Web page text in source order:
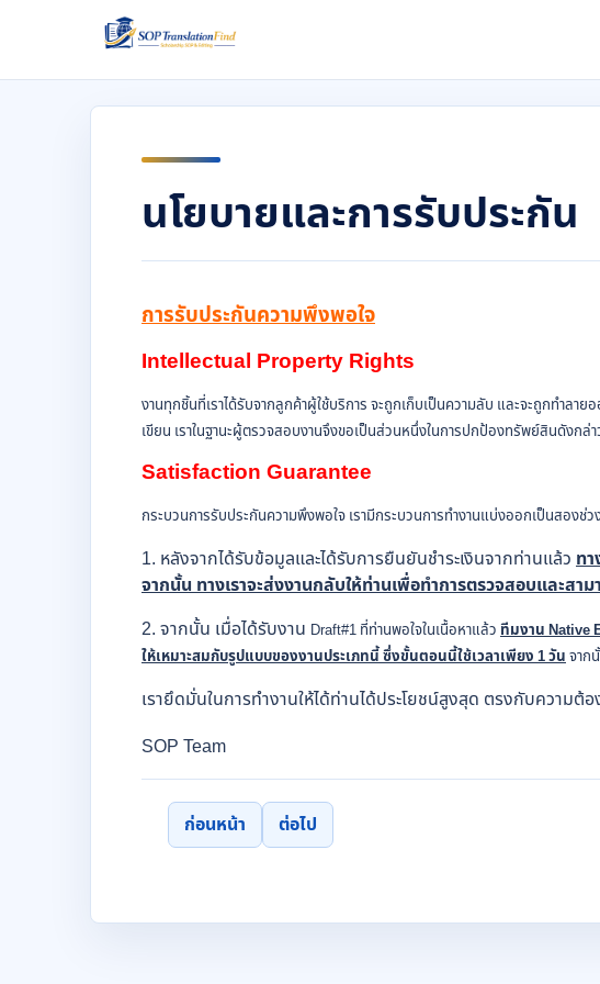
นโยบายและการรับประกัน
การรับประกันความพึงพอใจ
Intellectual Property Rights
งานทุกชิ้นที่เราได้รับจากลูกค้าผู้ใช้บริการ จะถูกเก็บเป็นความลับ และจะถูกทำลาย
เขียน เราในฐานะผู้ตรวจสอบงานจึงขอเป็นส่วนหนึ่งในการปกป้องทรัพย์สินดังกล่
Satisfaction Guarantee
กระบวนการรับประกันความพึงพอใจ เรามีกระบวนการทำงานแบ่งออกเป็นสองช่ว
1. หลังจากได้รับข้อมูลและได้รับการยืนยันชำระเงินจากท่านแล้ว ทา
จากนั้น ทางเราจะส่งงานกลับให้ท่านเพื่อทำการตรวจสอบและสา
2. จากนั้น เมื่อได้รับงาน Draft#1 ที่ท่านพอใจในเนื้อหาแล้ว ทีมงานNative
ให้เหมาะสมกับรูปแบบของงานประเภทนี้ ซึ่งขั้นตอนนี้ใช้เวลาเพียง 1 วันจาก
เรายึดมั่นในการทำงานให้ได้ท่านได้ประโยชน์สูงสุด ตรงกับความ
SOP Team
ก่อนหน้า ต่อไป